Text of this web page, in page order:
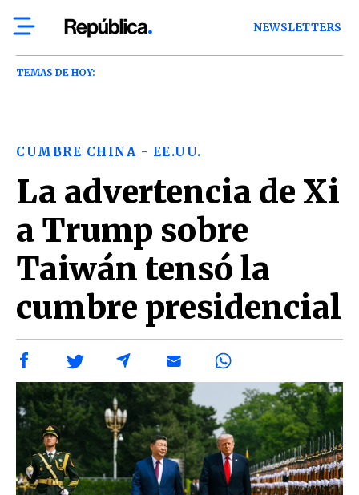
NEWSLETTERS
TEMAS DE HOY:
CUMBRE CHINA - EE.UU.
La advertencia de Xi
a Trump sobre
Taiwán tensó la
cumbre presidencial